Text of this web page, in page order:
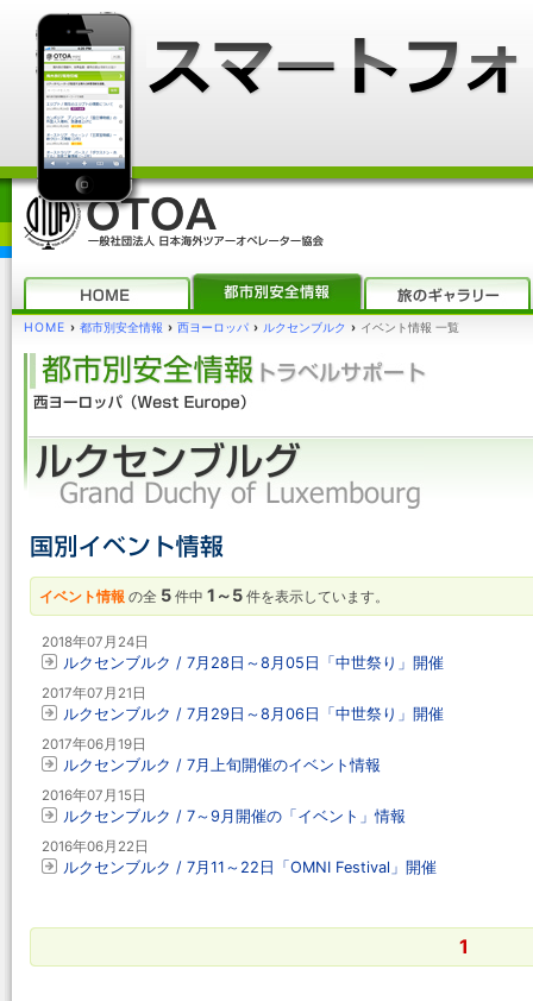
HOME › 都市別安全情報 › 西ヨーロッパ › ルクセンブルク › イベント情報 一覧
イベント情報 の全 5 件中 1～5 件を表示しています。
2018年07月24日
ルクセンブルク / 7月28日～8月05日「中世祭り」開催
2017年07月21日
ルクセンブルク / 7月29日～8月06日「中世祭り」開催
2017年06月19日
ルクセンブルク / 7月上旬開催のイベント情報
2016年07月15日
ルクセンブルク / 7～9月開催の「イベント」情報
2016年06月22日
ルクセンブルク / 7月11～22日「OMNI Festival」開催
1